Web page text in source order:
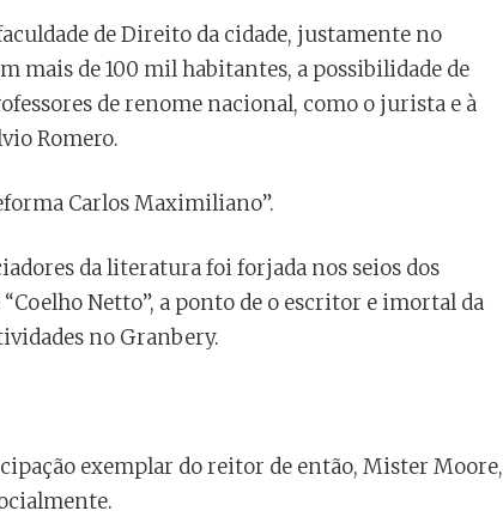
de Direito da cidade, justamente no
mais de 100 mil habitantes, a possibilidade de
de renome nacional, como o jurista e à
Romero.
Carlos Maximiliano”.
da literatura foi forjada nos seios dos
Netto”, a ponto de o escritor e imortal da
no Granbery.
exemplar do reitor de então, Mister Moore,